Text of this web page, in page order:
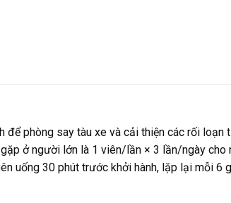
phòng say tàu xe và cải thiện các rối loạn
ở người lớn là 1 viên/lần × 3 lần/ngày
uống 30 phút trước khởi hành, lặp lại mỗi 6